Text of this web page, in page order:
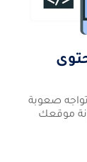
صعوبة
موقعك